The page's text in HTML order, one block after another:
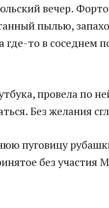
вечер.
пылью,
то в соседнем
провела по
Без желания
пуговицу
без участия